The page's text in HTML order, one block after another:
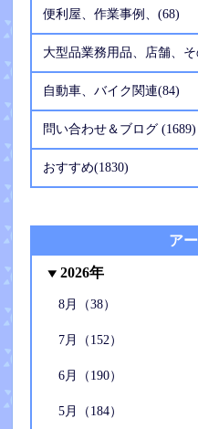
便利屋、作業事例、(68)
大型品業務用品、店舗、
自動車、バイク関連(84)
問い合わせ＆ブログ (1689)
おすすめ(1830)
ア
2026年
8月（38）
7月（152）
6月（190）
5月（184）